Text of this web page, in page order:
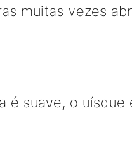
muitas vezes
é suave, o uísque